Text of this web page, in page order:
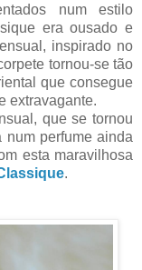
num estilo
era ousado e
inspirado no
tornou-se tão
que consegue
extravagante.
que se tornou
num perfume ainda
esta maravilhosa
.